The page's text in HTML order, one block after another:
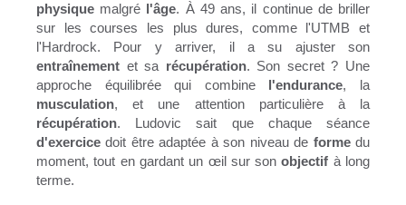
physique malgré l'âge. À 49 ans, il continue de briller
sur les courses les plus dures, comme l'UTMB et
l'Hardrock. Pour y arriver, il a su ajuster son
entraînement et sa récupération. Son secret ? Une
approche équilibrée qui combine
l'endurance, la
musculation, et une attention particulière à la
récupération. Ludovic sait que chaque séance
d'exercice doit être adaptée à son niveau de formedu
moment, tout en gardant un œil sur sonobjectif à long
terme.